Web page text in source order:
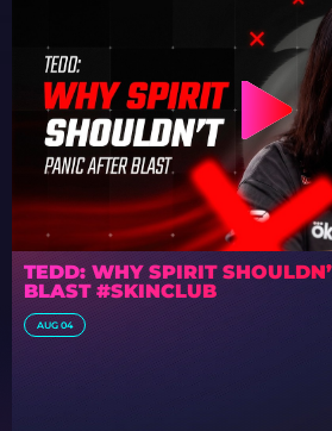
TEDD: WHY SPIRIT
BLAST #SKINCLUB
AUG 04